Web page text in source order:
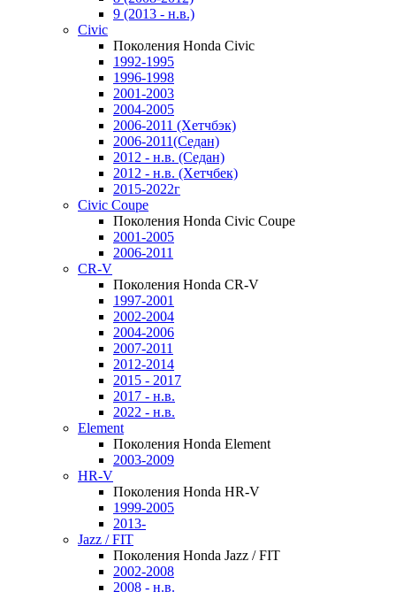
9 (2013 - н.в.)
Civic
Поколения Honda Civic
1992-1995
1996-1998
2001-2003
2004-2005
2006-2011 (Хетчбэк)
2006-2011(Седан)
2012 - н.в. (Седан)
2012 - н.в. (Хетчбек)
2015-2022г
Civic Coupe
Поколения Honda Civic Coupe
2001-2005
2006-2011
CR-V
Поколения Honda CR-V
1997-2001
2002-2004
2004-2006
2007-2011
2012-2014
2015 - 2017
2017 - н.в.
2022 - н.в.
Element
Поколения Honda Element
2003-2009
HR-V
Поколения Honda HR-V
1999-2005
2013-
Jazz / FIT
Поколения Honda Jazz / FIT
2002-2008
2008 - н.в.